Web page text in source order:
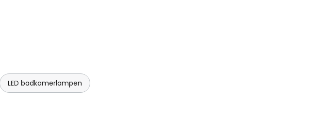
LED badkamerlampen